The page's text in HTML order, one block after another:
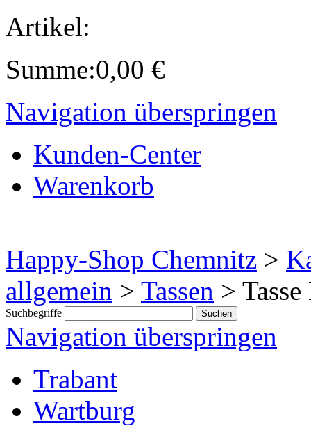
Artikel:
Summe:0,00 €
Navigation überspringen
Kunden-Center
Warenkorb
Happy-Shop Chemnitz >
allgemein > Tassen >
Suchbegriffe
Navigation überspringen
Trabant
Wartburg